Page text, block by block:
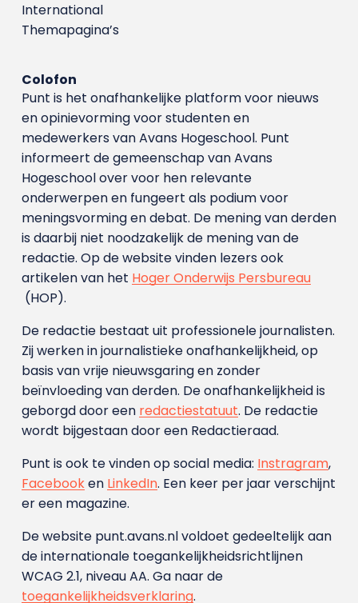
International
Themapagina’s
Colofon
Punt is het onafhankelijke platform voor nieuws
en opinievorming voor studenten en
medewerkers van Avans Hoge­school. Punt
informeert de gemeenschap van Avans
Hogeschool over voor hen relevante
onderwerpen en fungeert als podium voor
meningsvorming en debat. De mening van derden
is daarbij niet noodzakelijk de mening van de
redactie. Op de website vinden lezers ook
artikelen van het Hoger Onderwijs Persbureau
(HOP).
De redactie bestaat uit professionele journalisten.
Zij werken in journalistieke onafhankelijkheid, op
basis van vrije nieuwsgaring en zonder
beïnvloeding van derden. De onafhankelijkheid is
geborgd door een redactiestatuut. De redactie
wordt bijgestaan door een Redactieraad.
Punt is ook te vinden op social media: Instragram,
Facebooken LinkedIn. Een keer per jaar verschijnt
er een magazine.
De website punt.avans.nl voldoet gedeeltelijk aan
de internationale toegankelijkheidsrichtlijnen
WCAG 2.1, niveau AA. Ga naar de
toegankelijkheidsverklaring.